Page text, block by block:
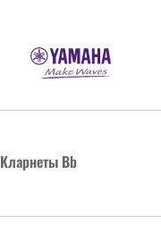
Кларнеты Bb